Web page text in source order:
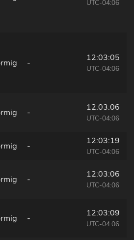
UTC-04:06
-
12:03:05
UTC-04:06
-
12:03:06
UTC-04:06
-
12:03:19
UTC-04:06
-
12:03:06
UTC-04:06
-
12:03:09
UTC-04:06